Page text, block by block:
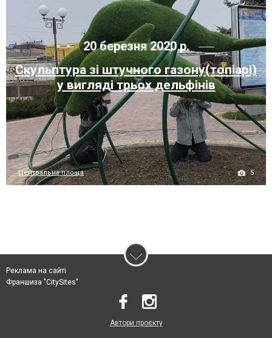
20 березня 2020 р.
Скульптура зі штучного газону(топіарі)
у вигляді трьох дельфінів
Центральна площа 5
Реклама на сайті
Франшиза "CitySites"
Автори проєкту